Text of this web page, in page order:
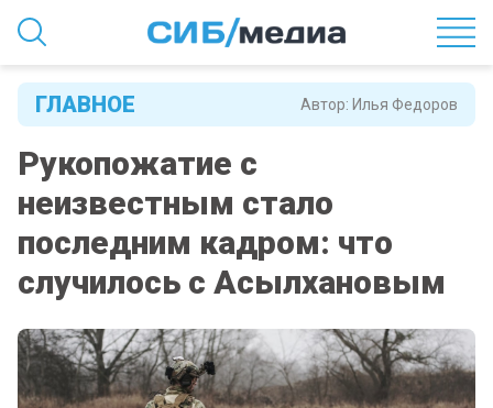
Автор: Илья Федоров
ГЛАВНОЕ
Рукопожатие с
неизвестным стало
последним кадром: что
случилось с Асылхановым